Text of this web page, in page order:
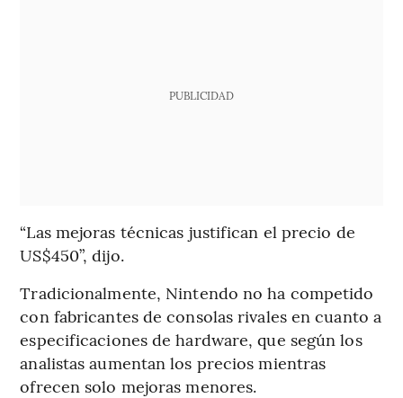
PUBLICIDAD
“Las mejoras técnicas justifican el precio de
US$450”, dijo.
Tradicionalmente, Nintendo no ha competido
con fabricantes de consolas rivales en cuanto a
especificaciones de hardware, que según los
analistas aumentan los precios mientras
ofrecen solo mejoras menores.